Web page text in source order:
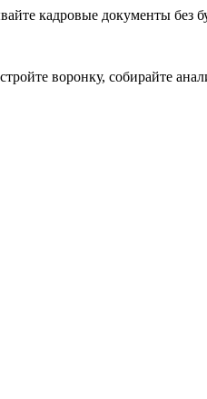
кадровые документы без
воронку, собирайте